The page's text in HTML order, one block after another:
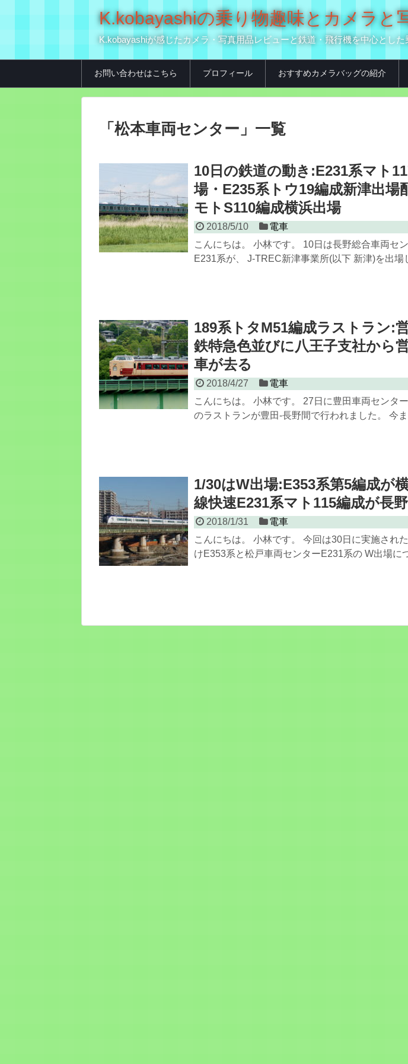
K.kobayashiの乗り物趣味とカメラと
K.kobayashiが感じたカメラ・写真用品レビューと鉄道・飛行機を中心とし
お問い合わせはこちら プロフィール おすすめカメラバッグの紹介
「 松本車両センター 」 一覧
10日の鉄道の動き:E231系マト
場・E235系トウ19編成新津出場
モトS110編成横浜出場
2018/5/10
電車
こんにちは。 小林です。 10日は長野総合車両セ
E231系が、 J-TREC新津事業所(以下 新津)を出場
189系トタM51編成ラストラン:
鉄特急色並びに八王子支社から
車が去る
2018/4/27
電車
こんにちは。 小林です。 27日に豊田車両センタ
のラストランが豊田-長野間で行われました。 今
1/30はW出場:E353系第5編成が
線快速E231系マト115編成が長
2018/1/31
電車
こんにちは。 小林です。 今回は30日に実施され
けE353系と松戸車両センターE231系の W出場に